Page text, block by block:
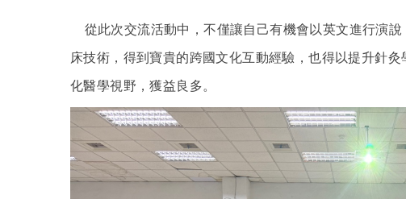
從此次交流活動中，不僅讓自己有機會以英文進行演
床技術，得到寶貴的跨國文化互動經驗，也得以提升針
化醫學視野，獲益良多。